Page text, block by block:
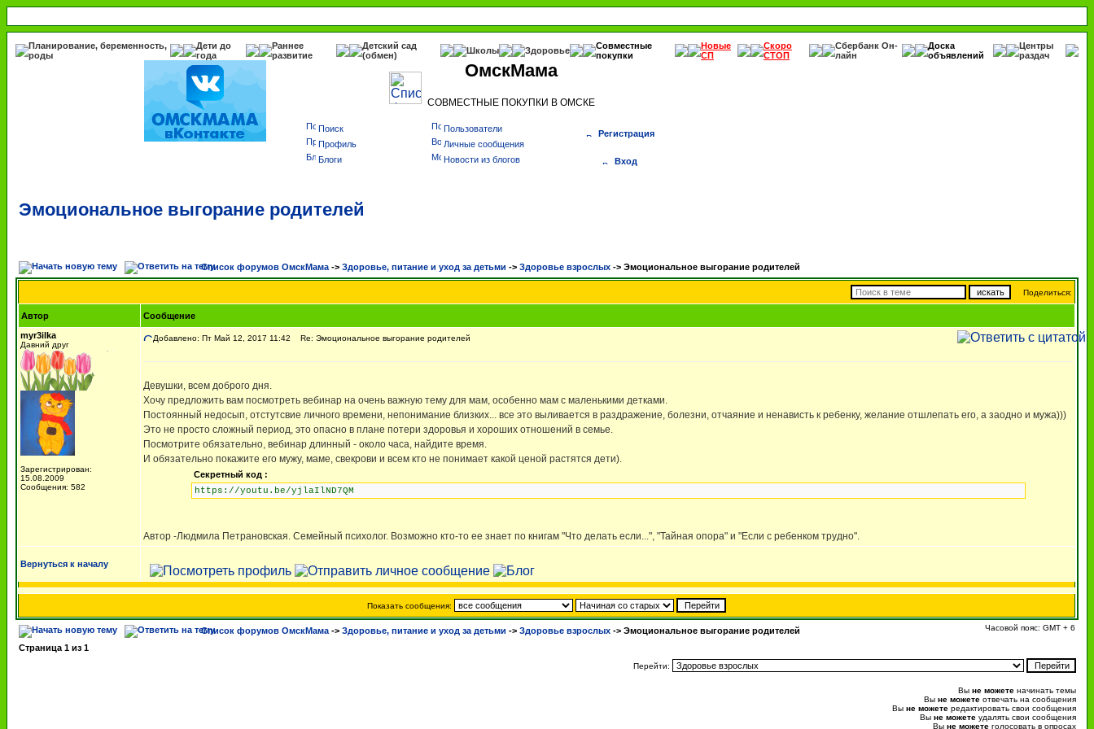
Планирование, беременность,
роды
Дети до
года
Раннее
развитие
Детский сад
(обмен)
Школы Здоровье
Совместные
покупки
Новые
СП
Скоро
СТОП
Сбербанк Он-
лайн
Доска
объявлений
Центры
раздач
ОмскМама
СОВМЕСТНЫЕ ПОКУПКИ В ОМСКЕ
Поиск
Пользователи
Профиль
Личные сообщения
Блоги
Новости из блогов
Регистрация
Вход
Эмоциональное выгорание родителей
Список форумов ОмскМама -> Здоровье, питание и уход за детьми -> Здоровье взрослых -> Эмоциональное выгорание родителей
Поделиться:
Автор
Сообщение
myr3ilka
Давний друг
Зарегистрирован:
15.08.2009
Сообщения: 582
Добавлено: Пт Май 12, 2017 11:42 Re: Эмоциональное выгорание родителей
Девушки, всем доброго дня.
Хочу предложить вам посмотреть вебинар на очень важную тему для мам, особенно мам с маленькими детками.
Постоянный недосып, отстутсвие личного времени, непонимание близких... все это выливается в раздражение, болезни, отчаяние и ненависть к ребенку, желание отшлепать его, а заодно и мужа)))
Это не просто сложный период, это опасно в плане потери здоровья и хороших отношений в семье.
Посмотрите обязательно, вебинар длинный - около часа, найдите время.
И обязательно покажите его мужу, маме, свекрови и всем кто не понимает какой ценой растятся дети).
Секретный код :
https://youtu.be/yjlaIlND7QM
Автор -Людмила Петрановская. Семейный психолог. Возможно кто-то ее знает по книгам "Что делать если...", "Тайная опора" и "Если с ребенком трудно".
Вернуться к началу
Показать сообщения:
Список форумов ОмскМама -> Здоровье, питание и уход за детьми -> Здоровье взрослых -> Эмоциональное выгорание родителей Часовой пояс: GMT + 6
Страница 1 из 1
Перейти:
Вы не можете начинать темы
Вы не можете отвечать на сообщения
Вы не можете редактировать свои сообщения
Вы не можете удалять свои сообщения
Вы не можете голосовать в опросах